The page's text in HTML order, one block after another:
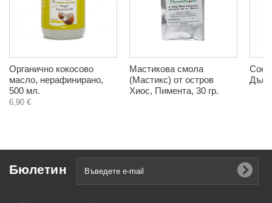
Органично кокосово
масло, нерафинирано,
500 мл.
6,90 €
Мастикова смола
(Мастикс) от остров
Хиос, Пимента, 30 гр.
Бюлетин